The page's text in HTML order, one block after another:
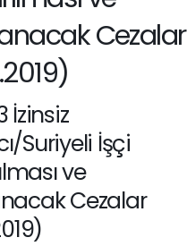
Cezalar
İzinsiz
Suriyeli İşçi
ve
Cezalar